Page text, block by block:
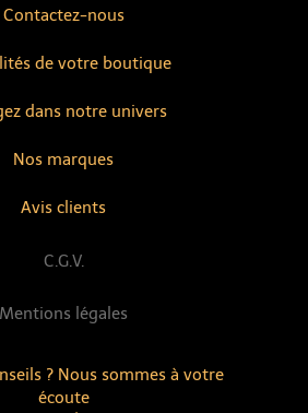
Contactez-nous
de votre boutique
Avis clients
Nos marques
? Nous sommes à votre
écoute
dans notre univers
Mentions légales
C.G.V.